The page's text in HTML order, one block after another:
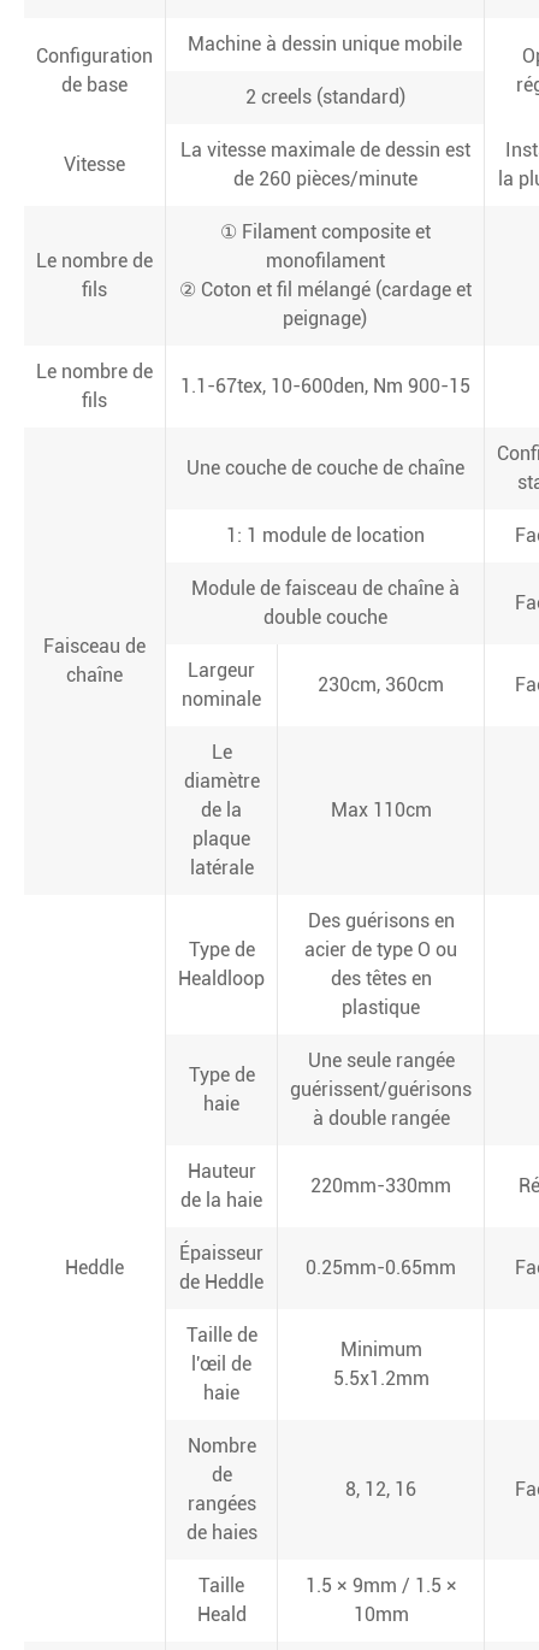
Configuration
de base
Machine à dessin unique mobile
2 creels (standard)
Vitesse
La vitesse maximale de dessin est
de 260 pièces/minute
la
Le nombre de
fils
① Filament composite et
monofilament
② Coton et fil mélangé (cardage et
peignage)
Le nombre de
fils
1.1-67tex, 10-600den, Nm 900-15
Faisceau de
chaîne
Une couche de couche de chaîne
1: 1 module de location
Module de faisceau de chaîne à
double couche
Largeur
nominale
230cm, 360cm
Le
diamètre
de la
plaque
latérale
Max 110cm
Heddle
Type de
Healdloop
Des guérisons en
acier de type O ou
des têtes en
plastique
Type de
haie
Une seule rangée
guérissent/guérisons
à double rangée
Hauteur
de la haie
220mm-330mm
Épaisseur
de Heddle
0.25mm-0.65mm
Taille de
l'œil de
haie
Minimum
5.5x1.2mm
Nombre
de
rangées
de haies
8, 12, 16
Taille
Heald
1.5 × 9mm / 1.5 ×
10mm